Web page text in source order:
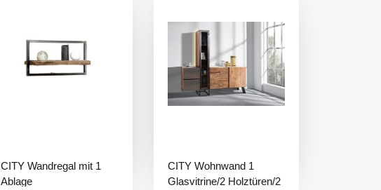
CITY Wandregal mit 1
Ablage
CITY Wohnwand 1
Glasvitrine/2 Holztüren/2